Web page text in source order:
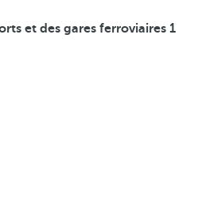
et des gares ferroviaires 1